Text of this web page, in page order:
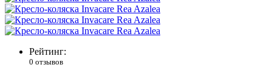
Рейтинг:
0 отзывов